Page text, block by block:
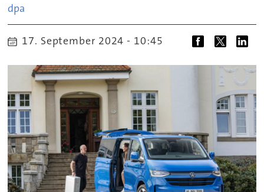
dpa
17. September 2024 - 10:45